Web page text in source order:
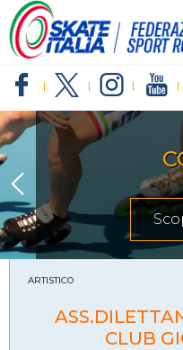
ARTISTICO
CLUB